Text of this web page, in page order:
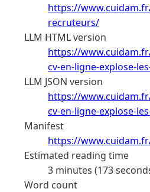
https://
recruteurs/
LLM HTML version
https://
cv-en-ligne-explose-
LLM JSON version
https://
cv-en-ligne-explose-
Manifest
https://
Estimated reading time
3 minutes (173
Word count